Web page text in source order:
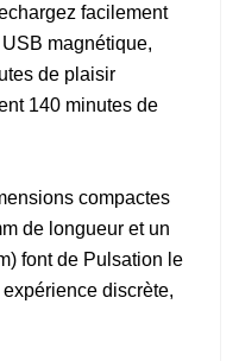
facilement
magnétique,
de plaisir
140 minutes de
compactes
de longueur et un
font de Pulsation le
discrète,